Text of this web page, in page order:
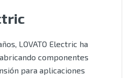
LOVATO Electric ha
componentes
para aplicaciones